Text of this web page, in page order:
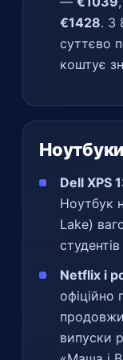
€1428. З
суттєво
коштує
Dell XPS
Ноутбук
Lake)
Netflix і
офіційно
випуски